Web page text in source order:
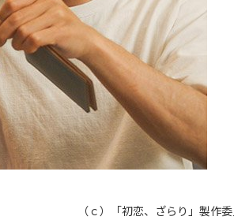
（ｃ）「初恋、ざらり」製作